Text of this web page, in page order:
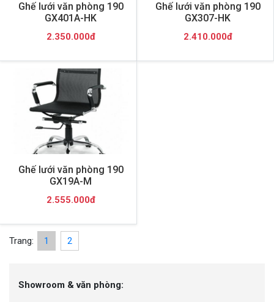
Ghế lưới văn phòng 190
GX401A-HK
2.350.000đ
Ghế lưới văn phòng 190
GX307-HK
2.410.000đ
Ghế lưới văn phòng 190
GX19A-M
2.555.000đ
Trang: 1 2
Showroom & văn phòng: